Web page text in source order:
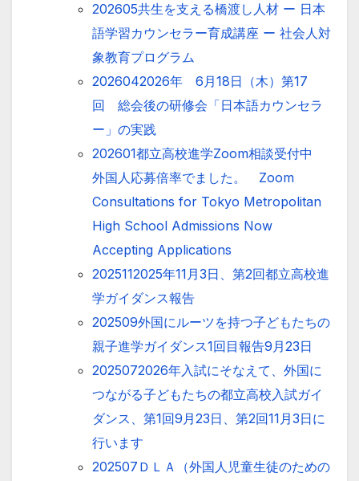
202605共生を支える橋渡し人材 ー 日本
語学習カウンセラー育成講座 ー 社会人対
象教育プログラム
2026042026年 6月18日（木）第17
回 総会後の研修会「日本語カウンセラ
ー」の実践
202601都立高校進学Zoom相談受付中
外国人応募倍率でました。 Zoom
Consultations for Tokyo Metropolitan
High School Admissions Now
Accepting Applications
2025112025年11月3日、第2回都立高校進
学ガイダンス報告
202509外国にルーツを持つ子どもたちの
親子進学ガイダンス1回目報告9月23日
2025072026年入試にそなえて、外国に
つながる子どもたちの都立高校入試ガイ
ダンス、第1回9月23日、第2回11月3日に
行います
202507ＤＬＡ（外国人児童生徒のための